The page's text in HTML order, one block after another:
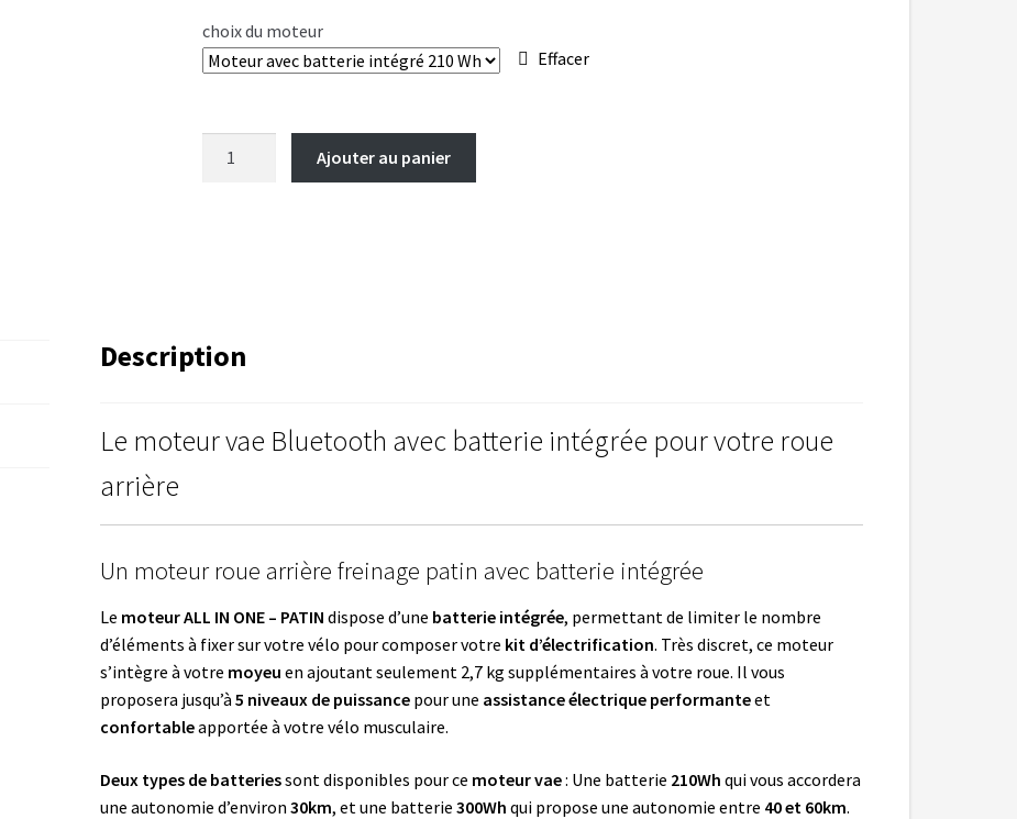
choix du moteur
Effacer
Ajouter au panier
Description
Le moteur vae Bluetooth avec batterie intégrée pour votre roue
arrière
Un moteur roue arrière freinage patin avec batterie intégrée
Le moteur ALL IN ONE – PATIN dispose d’une batterie intégrée, permettant de limiter le nombre
d’éléments à fixer sur votre vélo pour composer votre kit d’électrification. Très discret, ce moteur
s’intègre à votre moyeu en ajoutant seulement 2,7 kg supplémentaires à votre roue. Il vous
proposera jusqu’à5 niveaux de puissance pour une assistance électrique performanteet
confortableapportée à votre vélo musculaire.
Deux types de batteriessont disponibles pour ce moteur vae: Une batterie 210Wh qui vous accordera
une autonomie d’environ30km, et une batterie300Wh qui propose une autonomie entre 40 et 60km.